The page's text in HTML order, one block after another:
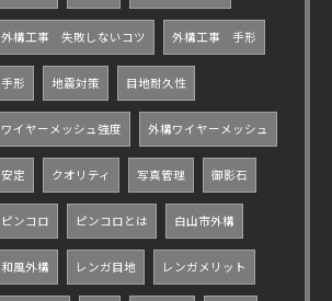
外構工事 失敗しないコツ 外構工事 手形
手形 地震対策 目地耐久性
ワイヤーメッシュ強度 外構ワイヤーメッシュ
安定 クオリティ 写真管理 御影石
ピンコロ ピンコロとは 白山市外構
和風外構 レンガ目地 レンガメリット